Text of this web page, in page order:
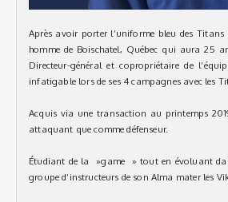
Après avoir porter l’uniforme bleu des
homme de Boischatel, Québec qui aura 25
Directeur-général et copropriétaire de
infatigable lors de ses 4 campagnes avec les
Acquis via une transaction au printemps
attaquant que comme défenseur.
Étudiant de la »game » tout en évoluant
groupe d’instructeurs de son Alma mater les